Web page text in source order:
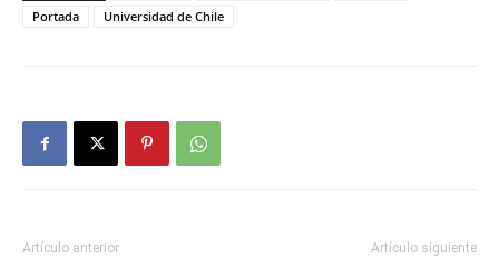
Portada
Universidad de Chile
Artículo anterior Artículo siguiente